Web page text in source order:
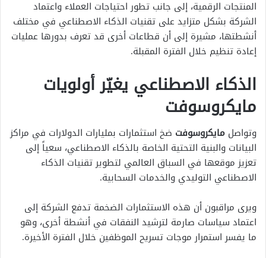
المنتجات الرقمية، إلى جانب تطور احتياجات العملاء واعتماد
الشركة بشكل متزايد على تقنيات الذكاء الاصطناعي في مختلف
أنشطتها، مشيرة إلى أن قطاعات أخرى قد تعرف بدورها عمليات
إعادة تنظيم خلال الفترة المقبلة.
الذكاء الاصطناعي يغيّر أولويات
مايكروسوفت
وتواصل مايكروسوفت ضخ استثمارات بمليارات الدولارات في مراكز
البيانات والبنية التحتية الخاصة بالذكاء الاصطناعي، سعياً إلى
تعزيز موقعها في السباق العالمي لتطوير تقنيات الذكاء
الاصطناعي التوليدي والخدمات السحابية.
ويرى مراقبون أن هذه الاستثمارات الضخمة تدفع الشركة إلى
اعتماد سياسات صارمة لترشيد النفقات في أنشطة أخرى، وهو
ما يفسر استمرار موجات تسريح الموظفين خلال الفترة الأخيرة.